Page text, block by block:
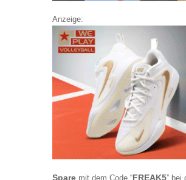
Anzeige:
Spare mit dem Code “FREAK5” bei